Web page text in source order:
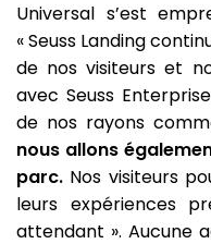
Universal s’est
« Seuss Landing
de nos visiteurs et
avec Seuss
de nos rayons
nous allons
parc. Nos visiteurs
leurs expériences
attendant ». Aucune